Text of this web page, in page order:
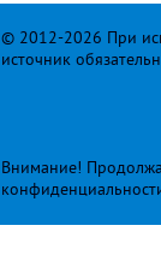
© 2012-2026 При
источник
Внимание!